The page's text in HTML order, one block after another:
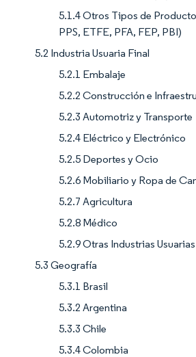
5.1.4 Otros Tipos de
PPS, ETFE, PFA, FEP, PBI)
5.2 Industria Usuaria Final
5.2.1 Embalaje
5.2.2 Construcción e
5.2.3 Automotriz y Transporte
5.2.4 Eléctrico y Electrónico
5.2.5 Deportes y Ocio
5.2.6 Mobiliario y Ropa de
5.2.7 Agricultura
5.2.8 Médico
5.2.9 Otras Industrias
5.3 Geografía
5.3.1 Brasil
5.3.2 Argentina
5.3.3 Chile
5.3.4 Colombia